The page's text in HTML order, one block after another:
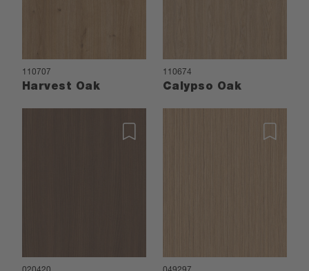
110707
Harvest Oak
110674
Calypso Oak